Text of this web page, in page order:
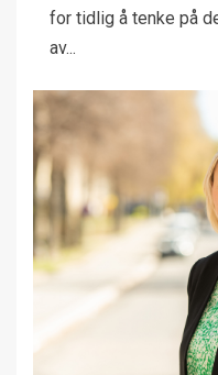
for tidlig å tenke på
av...